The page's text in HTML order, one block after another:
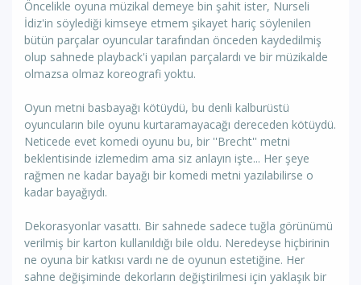
Öncelikle oyuna müzikal demeye bin şahit ister, Nurseli
İdiz'in söylediği kimseye etmem şikayet hariç söylenilen
bütün parçalar oyuncular tarafından önceden kaydedilmiş
olup sahnede playback'i yapılan parçalardı ve bir müzikalde
olmazsa olmaz koreografi yoktu.
Oyun metni basbayağı kötüydü, bu denli kalburüstü
oyuncuların bile oyunu kurtaramayacağı dereceden kötüydü.
Neticede evet komedi oyunu bu, bir ''Brecht'' metni
beklentisinde izlemedim ama siz anlayın işte... Her şeye
rağmen ne kadar bayağı bir komedi metni yazılabilirse o
kadar bayağıydı.
Dekorasyonlar vasattı. Bir sahnede sadece tuğla görünümü
verilmiş bir karton kullanıldığı bile oldu. Neredeyse hiçbirinin
ne oyuna bir katkısı vardı ne de oyunun estetiğine. Her
sahne değişiminde dekorların değiştirilmesi için yaklaşık bir